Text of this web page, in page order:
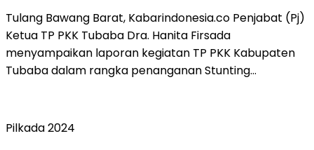
Tulang Bawang Barat, Kabarindonesia.co Penjabat (Pj)
Ketua TP PKK Tubaba Dra. Hanita Firsada
menyampaikan laporan kegiatan TP PKK Kabupaten
Tubaba dalam rangka penanganan Stunting…
Pilkada 2024